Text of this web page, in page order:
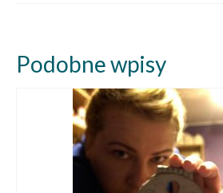
Podobne wpisy